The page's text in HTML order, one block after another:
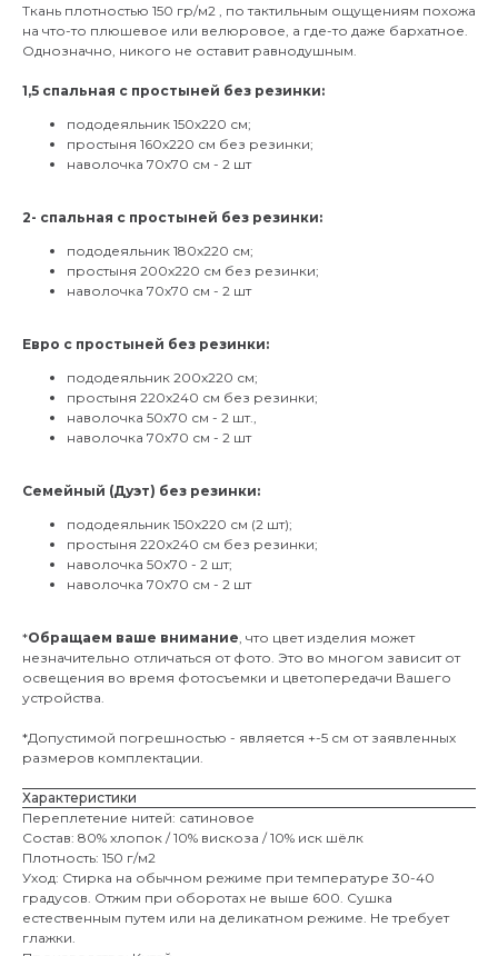
Ткань плотностью 150 гр/м2 , по тактильным ощущениям похожа
на что-то плюшевое или велюровое, а где-то даже бархатное.
Однозначно, никого не оставит равнодушным.
1,5 спальная с простыней без резинки:
пододеяльник 150х220 см;
простыня 160х220 см без резинки;
наволочка 70х70 см - 2 шт
2- спальная с простыней без резинки:
пододеяльник 180х220 см;
простыня 200х220 см без резинки;
наволочка 70х70 см - 2 шт
Евро с простыней без резинки:
пододеяльник 200х220 см;
простыня 220х240 см без резинки;
наволочка 50х70 см - 2 шт.,
наволочка 70х70 см - 2 шт
Семейный (Дуэт) без резинки:
пододеяльник 150х220 см (2 шт);
простыня 220х240 см без резинки;
наволочка 50х70 - 2 шт;
наволочка 70х70 см - 2 шт
*Обращаем ваше внимание , что цвет изделия может
незначительно отличаться от фото. Это во многом зависит от
освещения во время фотосъемки и цветопередачи Вашего
устройства.
*Допустимой погрешностью - является +-5 см от заявленных
размеров комплектации.
Характеристики
Переплетение нитей: сатиновое
Состав: 80% хлопок / 10% вискоза / 10% иск шёлк
Плотность: 150 г/м2
Уход: Стирка на обычном режиме при температуре 30-40
градусов. Отжим при оборотах не выше 600. Сушка
естественным путем или на деликатном режиме. Не требует
глажки.